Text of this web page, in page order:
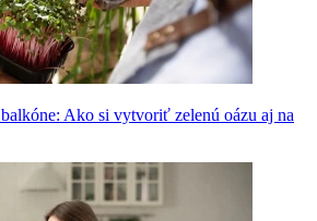
Ako si vytvoriť zelenú oázu aj na